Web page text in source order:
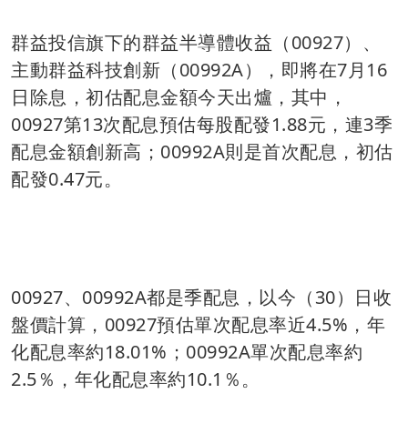
群益投信旗下的群益半導體收益（00927）、
主動群益科技創新（00992A），即將在7月16
日除息，初估配息金額今天出爐，其中，
00927第13次配息預估每股配發1.88元，連3季
配息金額創新高；00992A則是首次配息，初估
配發0.47元。
00927、00992A都是季配息，以今（30）日收
盤價計算，00927預估單次配息率近4.5%，年
化配息率約18.01%；00992A單次配息率約
2.5％，年化配息率約10.1％。